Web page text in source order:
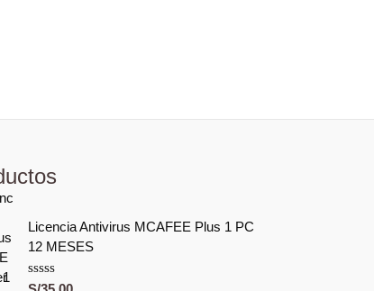
Licencia Antivirus MCAFEE Plus 1 PC
12 MESES
V